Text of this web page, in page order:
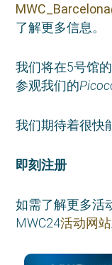
了解更多信息。
我们将在5号馆
参观我们的
我们期待着很快
即刻注册
如需了解更多活
MWC24活动网站